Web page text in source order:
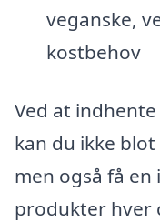
veganske,
kostbehov
Ved at
kan du ikke
men også få en
produkter hver